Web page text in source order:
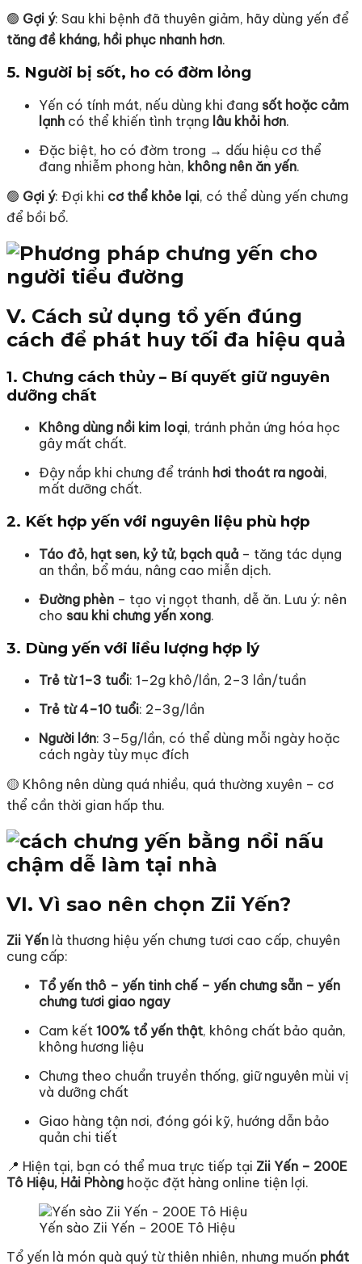
🟢 Gợi ý: Sau khi bệnh đã thuyên giảm, hãy dùng yến để
tăng đề kháng, hồi phục nhanh hơn.
5. Người bị sốt, ho có đờm lỏng
Yến có tính mát, nếu dùng khi đang sốt hoặc cảm
lạnh có thể khiến tình trạng lâu khỏi hơn.
Đặc biệt, ho có đờm trong → dấu hiệu cơ thể
đang nhiễm phong hàn, không nên ăn yến.
🟢 Gợi ý: Đợi khi cơ thể khỏe lại, có thể dùng yến chưng
để bồi bổ.
V. Cách sử dụng tổ yến đúng
cách để phát huy tối đa hiệu quả
1. Chưng cách thủy – Bí quyết giữ nguyên
dưỡng chất
Không dùng nồi kim loại, tránh phản ứng hóa học
gây mất chất.
Đậy nắp khi chưng để tránh hơi thoát ra ngoài,
mất dưỡng chất.
2. Kết hợp yến với nguyên liệu phù hợp
Táo đỏ, hạt sen, kỷ tử, bạch quả – tăng tác dụng
an thần, bổ máu, nâng cao miễn dịch.
Đường phèn – tạo vị ngọt thanh, dễ ăn. Lưu ý: nên
cho sau khi chưng yến xong.
3. Dùng yến với liều lượng hợp lý
Trẻ từ 1–3 tuổi: 1–2g khô/lần, 2–3 lần/tuần
Trẻ từ 4–10 tuổi: 2–3g/lần
Người lớn: 3–5g/lần, có thể dùng mỗi ngày hoặc
cách ngày tùy mục đích
🟡 Không nên dùng quá nhiều, quá thường xuyên – cơ
thể cần thời gian hấp thu.
VI. Vì sao nên chọn Zii Yến?
Zii Yến là thương hiệu yến chưng tươi cao cấp, chuyên
cung cấp:
Tổ yến thô – yến tinh chế – yến chưng sẵn – yến
chưng tươi giao ngay
Cam kết 100% tổ yến thật, không chất bảo quản,
không hương liệu
Chưng theo chuẩn truyền thống, giữ nguyên mùi vị
và dưỡng chất
Giao hàng tận nơi, đóng gói kỹ, hướng dẫn bảo
quản chi tiết
📍 Hiện tại, bạn có thể mua trực tiếp tại Zii Yến – 200E
Tô Hiệu, Hải Phòng hoặc đặt hàng online tiện lợi.
Yến sào Zii Yến – 200E Tô Hiệu
Tổ yến là món quà quý từ thiên nhiên, nhưng muốn phát